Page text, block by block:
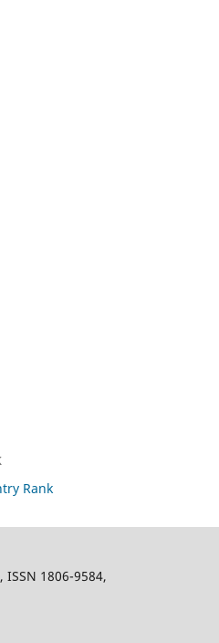
, ISSN 1806-9584,